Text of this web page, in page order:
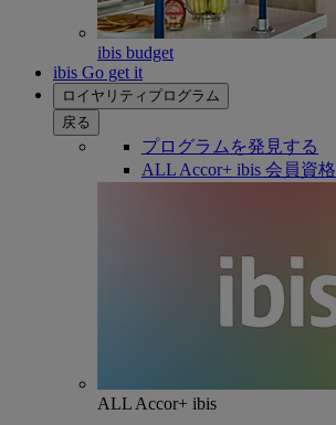
ibis budget
ibis Go get it
ロイヤリティプログラム
戻る
プログラムを発見する
ALL Accor+ ibis 会員資格
ALL Accor+ ibis